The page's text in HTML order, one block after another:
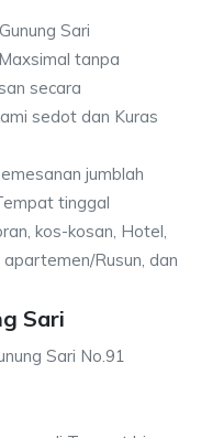
Sari
tanpa
secara
sedot dan Kuras
jumblah
tinggal
kos-kosan, Hotel,
Rusun, dan
Sari
Sari No.91